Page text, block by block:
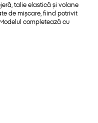
talie elastică și volane
de mișcare, fiind potrivit
completează cu